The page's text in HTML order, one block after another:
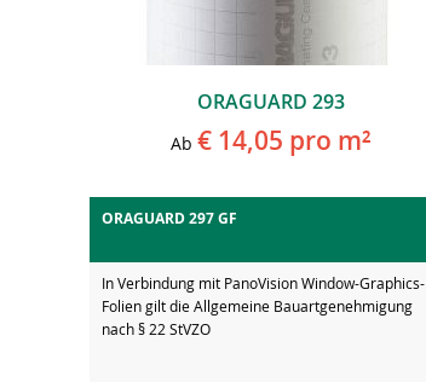
ORAGUARD 293
Ab € 14,05 pro m²
ORAGUARD 297 GF
In Verbindung mit PanoVision Window-Graphics-
Folien gilt die Allgemeine Bauartgenehmigung
nach § 22 StVZO